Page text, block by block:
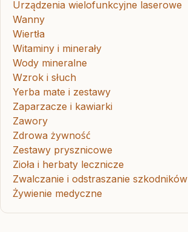
Urządzenia wielofunkcyjne laserowe
Wanny
Wiertła
Witaminy i minerały
Wody mineralne
Wzrok i słuch
Yerba mate i zestawy
Zaparzacze i kawiarki
Zawory
Zdrowa żywność
Zestawy prysznicowe
Zioła i herbaty lecznicze
Zwalczanie i odstraszanie szkodników
Żywienie medyczne